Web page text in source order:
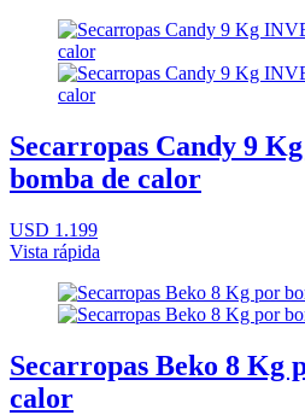
Secarropas Candy 9
bomba de calor
USD 1.199
Vista rápida
Secarropas Beko 8 Kg
calor